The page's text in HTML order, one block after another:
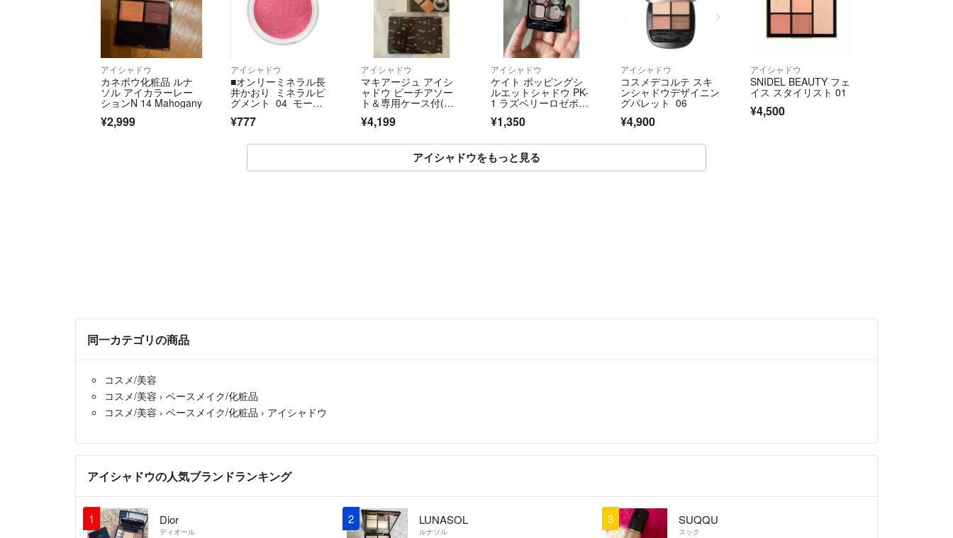
#ケイラボ
#Florentia
#アイシャドウ
#リップ
#トゥインクルポップ
#アイパレット
#グロウ
#韓国
・基本は購入後2、3日以内で発送しております。
急ぎの場合はご連絡下さい。
・やむを得ず発送が遅れてしまう場合はお取引メッセー ジでご連
絡致します。
□他のサイトでも販売をしております
他サイトで売れた場合はこちらから削除しますのでご了承ください
アイシャドウ
カネボウ化粧品 ルナ
ソル アイカラーレー
ションN 14 Mahogany
¥2,999
アイシャドウ
■オンリーミネラル長
井かおり ミネラルピ
グメント 04 モーメ
¥777
アイシャドウ
マキアージュ アイシ
ャドウ ピーチアソー
ト＆専用ケース付(チ
¥4,199
アイシャドウ
ケイト ポッピングシ
ルエットシャドウ PK-
1 ラズベリーロゼポッ
¥1,350
アイシャドウ
コスメデコルテ スキ
ンシャドウデザイニン
グパレット 06
¥4,900
アイシャドウ
SNIDEL BEAUTY フェ
イス スタイリスト 01
¥4,500
アイシャドウをもっと見る
同一カテゴリの商品
コスメ/美容
コスメ/美容 › ベースメイク/化粧品
コスメ/美容 › ベースメイク/化粧品 › アイシャドウ
アイシャドウの人気ブランドランキング
1 Dior
ディオール
2 LUNASOL
ルナソル
3 SUQQU
スック